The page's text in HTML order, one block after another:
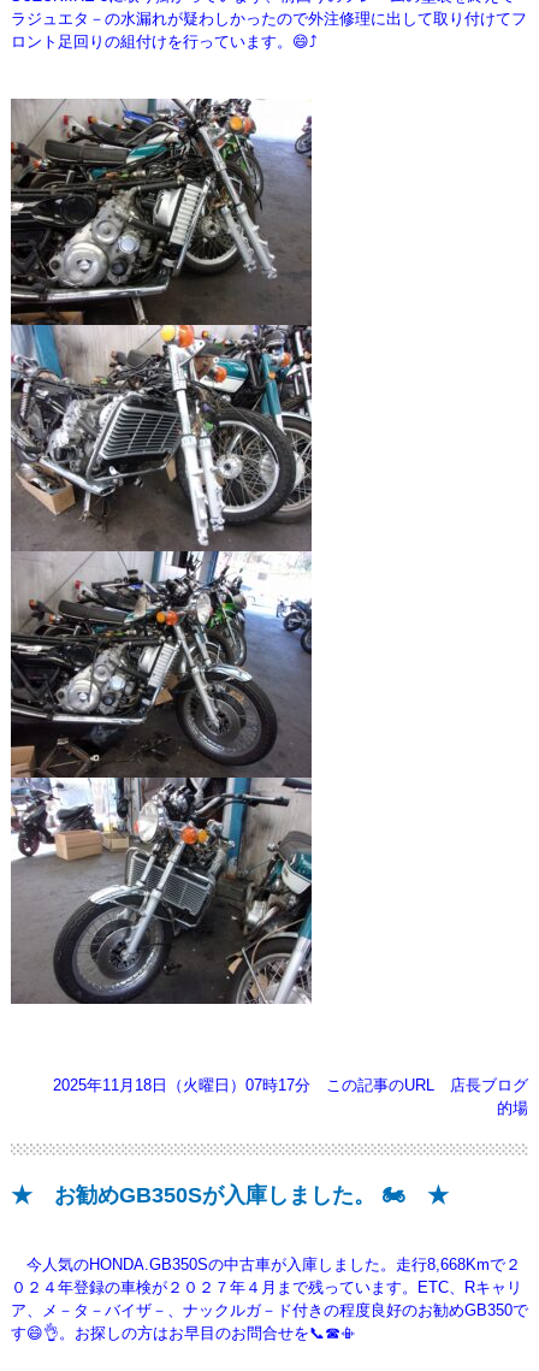
ラジュエタ－の水漏れが疑わしかったので外注修理に出して取り付けてフ
ロント足回りの組付けを行っています。😄⤴️
2025年11月18日（火曜日）07時17分 この記事のURL
店長ブログ
的場
★ お勧めGB350Sが入庫しました。 🏍️ ★
今人気のHONDA.GB350Sの中古車が入庫しました。走行8,668Kmで２
０２４年登録の車検が２０２７年４月まで残っています。
ETC、Rキャリ
ア、メ－タ－バイザ－、ナックルガ－ド付きの程度良好のお勧めGB350で
す😄👌。お探しの方はお早目のお問合せを📞☎📳